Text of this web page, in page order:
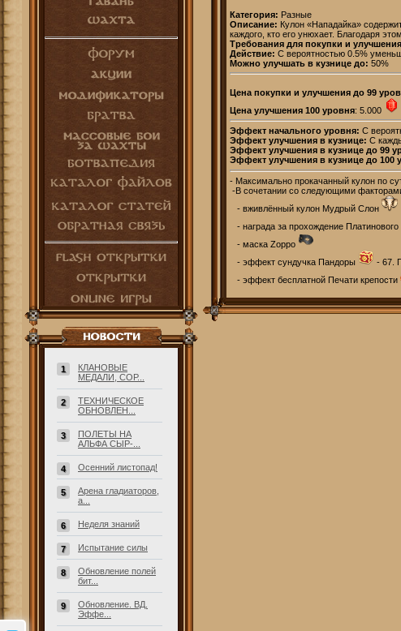
1
КЛАНОВЫЕ
МЕДАЛИ, СОР...
2
ТЕХНИЧЕСКОЕ
ОБНОВЛЕН...
3
ПОЛЕТЫ НА
АЛЬФА СЫР-...
4 Осенний листопад!
5
Арена гладиаторов,
а...
6 Неделя знаний
7 Испытание силы
8
Обновление полей
бит...
9
Обновление. ВД.
Эффе...
Категория: Разные
Описание: Кулон «Нападайка»
каждого, кто его унюхает. Благодаря
Требования для покупки и
Действие: С вероятностью 0.5%
Можно улучшать в кузнице до: 50%
Цена покупки и улучшения до 99
Цена улучшения 100 уровня: 5.000
Эффект начального уровня: С
Эффект улучшения в кузнице: С
Эффект улучшения в кузнице до 99
Эффект улучшения в кузнице до 100
- Максимально прокачанный кулон по
-В сочетании со следующими
- вживлённый кулон Мудрый Слон
- награда за прохождение
- маска Zорро
- эффект сундучка Пандоры
- 67.
- эффект бесплатной Печати крепости